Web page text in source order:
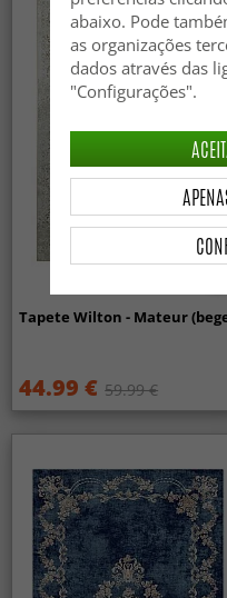
Tapete Wilton - Mateur
44.99 € 59.99 €
abaixo. Pode
as organizações
dados através das
"Configurações".